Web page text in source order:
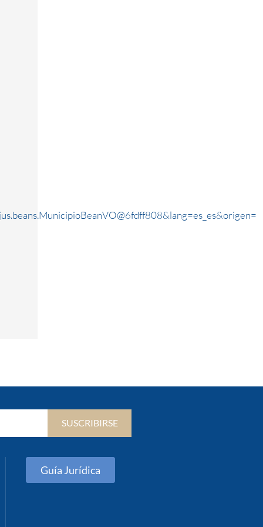
SUSCRIBIRSE
Guía Jurídica